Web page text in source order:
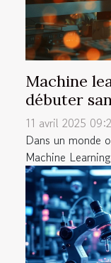
Machine
débuter
11 avril 2025
Dans un monde
Machine